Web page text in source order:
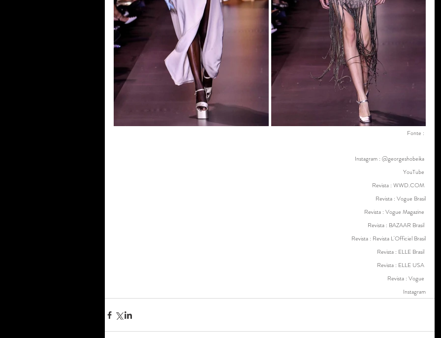
Fonte :
Instagram : @georgeshobeika
YouTube
Revista : WWD.COM
Revista : Vogue Brasil
Revista : Vogue Magazine
Revista : BAZAAR Brasil
Revista : Revista L'Officiel Brasil
Revista : ELLE Brasil
Revista : ELLE USA
Revista : Vogue
Instagram